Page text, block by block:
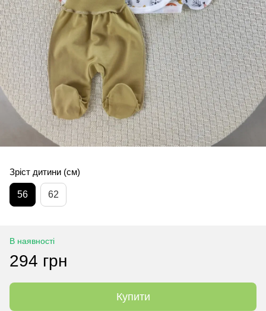
Зріст дитини (см)
56 62
В наявності
294 грн
Купити